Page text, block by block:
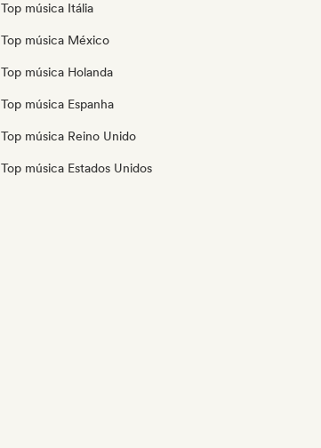
Top música Itália
Top música México
Top música Holanda
Top música Espanha
Top música Reino Unido
Top música Estados Unidos